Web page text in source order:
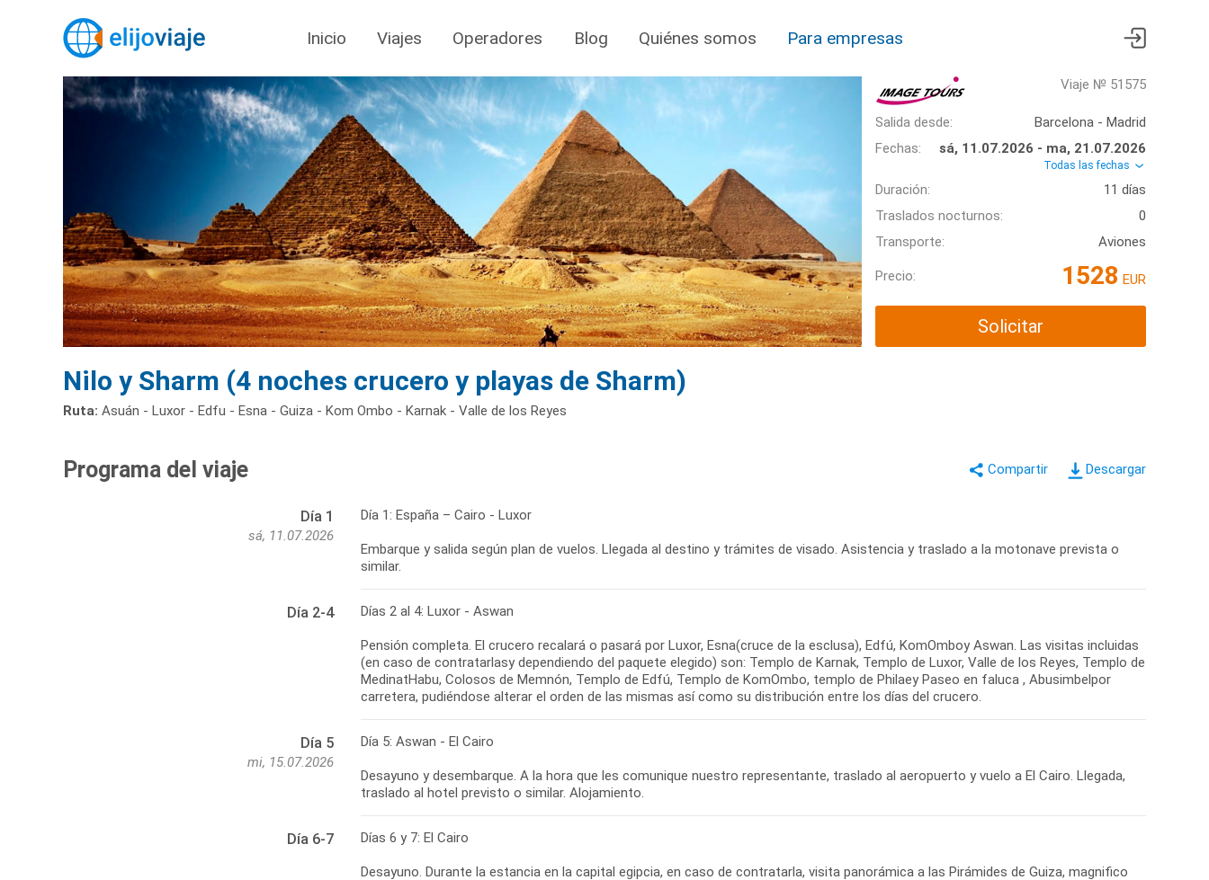
Inicio Viajes Operadores Blog Quiénes somos Para empresas
Viaje № 51575
Salida desde:
Barcelona - Madrid
Fechas:
sá, 11.07.2026 - ma, 21.07.2026
Todas las fechas
Duración:
11 días
Traslados nocturnos:
0
Transporte:
Aviones
Precio: 1528 EUR
Solicitar
Nilo y Sharm (4 noches crucero y playas de Sharm)
Ruta: Asuán - Luxor - Edfu - Esna - Guiza - Kom Ombo - Karnak - Valle de los Reyes
Descargar
Programa del viaje
Día 1
sá, 11.07.2026
Día 1: España – Cairo - Luxor
Embarque y salida según plan de vuelos. Llegada al destino y trámites de visado. Asistencia y traslado a la motonave prevista o
similar.
Día 2-4 Días 2 al 4: Luxor - Aswan
Pensión completa. El crucero recalará o pasará por Luxor, Esna(cruce de la esclusa), Edfú, KomOmboy Aswan. Las visitas incluidas
(en caso de contratarlasy dependiendo del paquete elegido) son: Templo de Karnak, Templo de Luxor, Valle de los Reyes, Templo de
MedinatHabu, Colosos de Memnón, Templo de Edfú, Templo de KomOmbo, templo de Philaey Paseo en faluca , Abusimbelpor
carretera, pudiéndose alterar el orden de las mismas así como su distribución entre los días del crucero.
Día 5
mi, 15.07.2026
Día 5: Aswan - El Cairo
Desayuno y desembarque. A la hora que les comunique nuestro representante, traslado al aeropuerto y vuelo a El Cairo. Llegada,
traslado al hotel previsto o similar. Alojamiento.
Día 6-7 Días 6 y 7: El Cairo
Desayuno. Durante la estancia en la capital egipcia, en caso de contratarla, visita panorámica a las Pirámides de Guiza, magnifico